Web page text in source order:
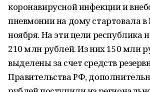
коронавирусной инфекции и
пневмонии на дому стартовала
ноября. На эти цели республика
210 млн рублей. Из них 150 млн
выделены за счет средств
Правительства РФ,